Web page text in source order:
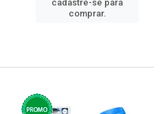
cadastre-se para
comprar.